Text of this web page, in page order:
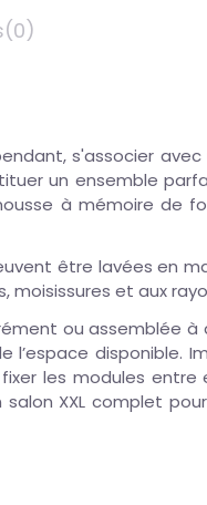
(0)
s'associer
un ensemble
à mémoire de
être lavées en
et aux
ou assemblée à
disponible.
les modules entre
XXL complet